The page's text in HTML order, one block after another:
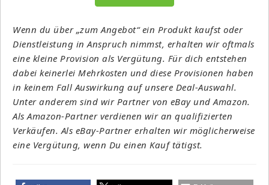
Wenn du über „zum Angebot“ ein Produkt kaufst oder
Dienstleistung in Anspruch nimmst, erhalten wir oftmals
eine kleine Provision als Vergütung. Für dich entstehen
dabei keinerlei Mehrkosten und diese Provisionen haben
in keinem Fall Auswirkung auf unsere Deal-Auswahl.
Unter anderem sind wir Partner von eBay und Amazon.
Als Amazon-Partner verdienen wir an qualifizierten
Verkäufen. Als eBay-Partner erhalten wir möglicherweise
eine Vergütung, wenn Du einen Kauf tätigst.